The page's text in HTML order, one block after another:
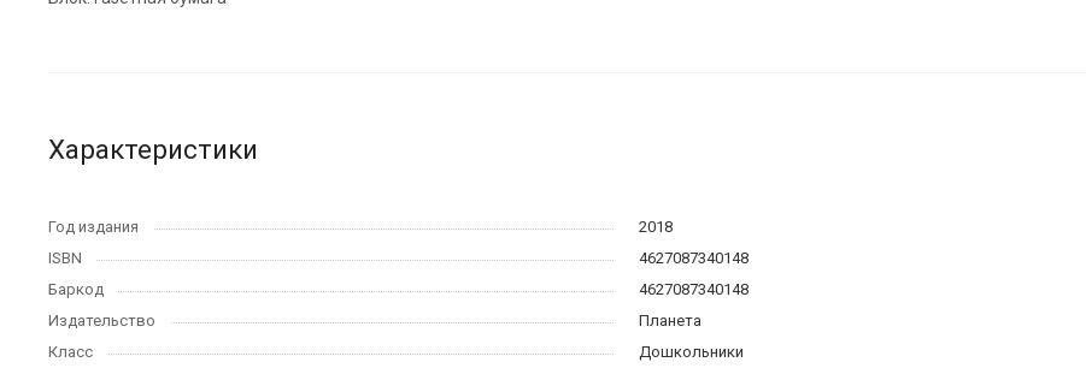
Характеристики
Год издания
2018
ISBN
4627087340148
Баркод
4627087340148
Издательство
Планета
Класс
Дошкольники